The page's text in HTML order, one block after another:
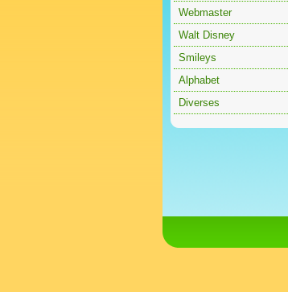
Webmaster
Walt Disney
Smileys
Alphabet
Diverses